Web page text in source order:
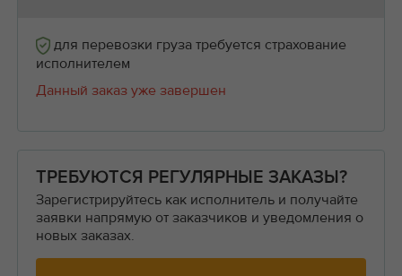
для перевозки груза требуется страхование
исполнителем
Данный заказ уже завершен
ТРЕБУЮТСЯ РЕГУЛЯРНЫЕ ЗАКАЗЫ?
Зарегистрируйтесь как исполнитель и получайте
заявки напрямую от заказчиков и уведомления о
новых заказах.